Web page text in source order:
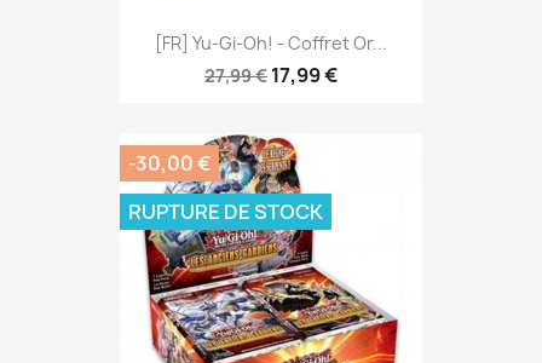
[FR] Yu-Gi-Oh! - Coffret Or...
27,99 € 17,99 €
-30,00 €
RUPTURE DE STOCK